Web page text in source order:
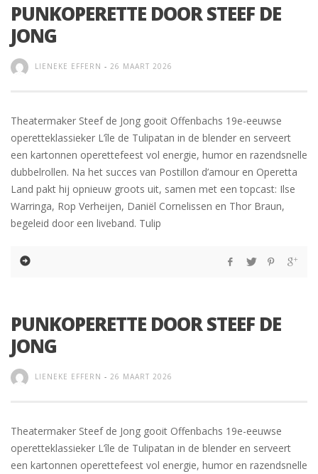
PUNKOPERETTE DOOR STEEF DE
JONG
LIENEKE EFFERN - 26 MAART 2026
Theatermaker Steef de Jong gooit Offenbachs 19e-eeuwse
operetteklassieker L’île de Tulipatan in de blender en serveert
een kartonnen operettefeest vol energie, humor en razendsnelle
dubbelrollen. Na het succes van Postillon d’amour en Operetta
Land pakt hij opnieuw groots uit, samen met een topcast: Ilse
Warringa, Rop Verheijen, Daniël Cornelissen en Thor Braun,
begeleid door een liveband. Tulip
PUNKOPERETTE DOOR STEEF DE
JONG
LIENEKE EFFERN - 26 MAART 2026
Theatermaker Steef de Jong gooit Offenbachs 19e-eeuwse
operetteklassieker L’île de Tulipatan in de blender en serveert
een kartonnen operettefeest vol energie, humor en razendsnelle